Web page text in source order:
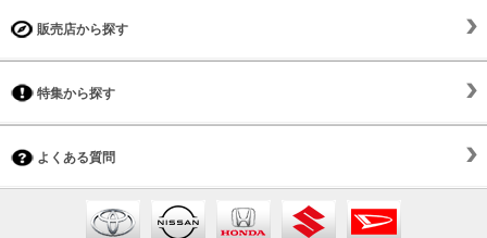
販売店から探す
特集から探す
よくある質問